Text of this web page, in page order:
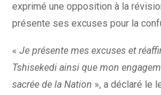
exprimé une opposition à la
présente ses excuses pour la
« Je présente mes excuses et
Tshisekedi ainsi que mon
sacrée de la Nation », a déclaré le